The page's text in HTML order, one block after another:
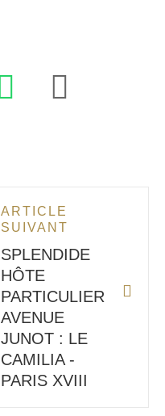
ARTICLE
SUIVANT
SPLENDIDE
HÔTE
PARTICULIER
AVENUE
JUNOT : LE
CAMILIA -
PARIS XVIII